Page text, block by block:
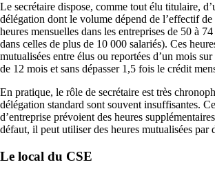
Le secrétaire dispose, comme tout élu titulaire,
délégation dont le volume dépend de l’effectif de
heures mensuelles dans les entreprises de 50 à
dans celles de plus de 10 000 salariés). Ces
mutualisées entre élus ou reportées d’un mois
de 12 mois et sans dépasser 1,5 fois le crédit
En pratique, le rôle de secrétaire est très
délégation standard sont souvent insuffisantes.
d’entreprise prévoient des heures
défaut, il peut utiliser des heures mutualisées par
Le local du CSE